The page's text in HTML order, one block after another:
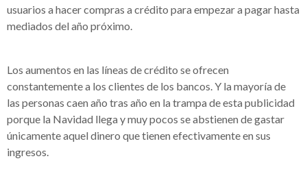
usuarios a hacer compras a crédito para empezar a pagar hasta
mediados del año próximo.
Los aumentos en las líneas de crédito se ofrecen
constantemente a los clientes de los bancos. Y la mayoría de
las personas caen año tras año en la trampa de esta publicidad
porque la Navidad llega y muy pocos se abstienen de gastar
únicamente aquel dinero que tienen efectivamente en sus
ingresos.